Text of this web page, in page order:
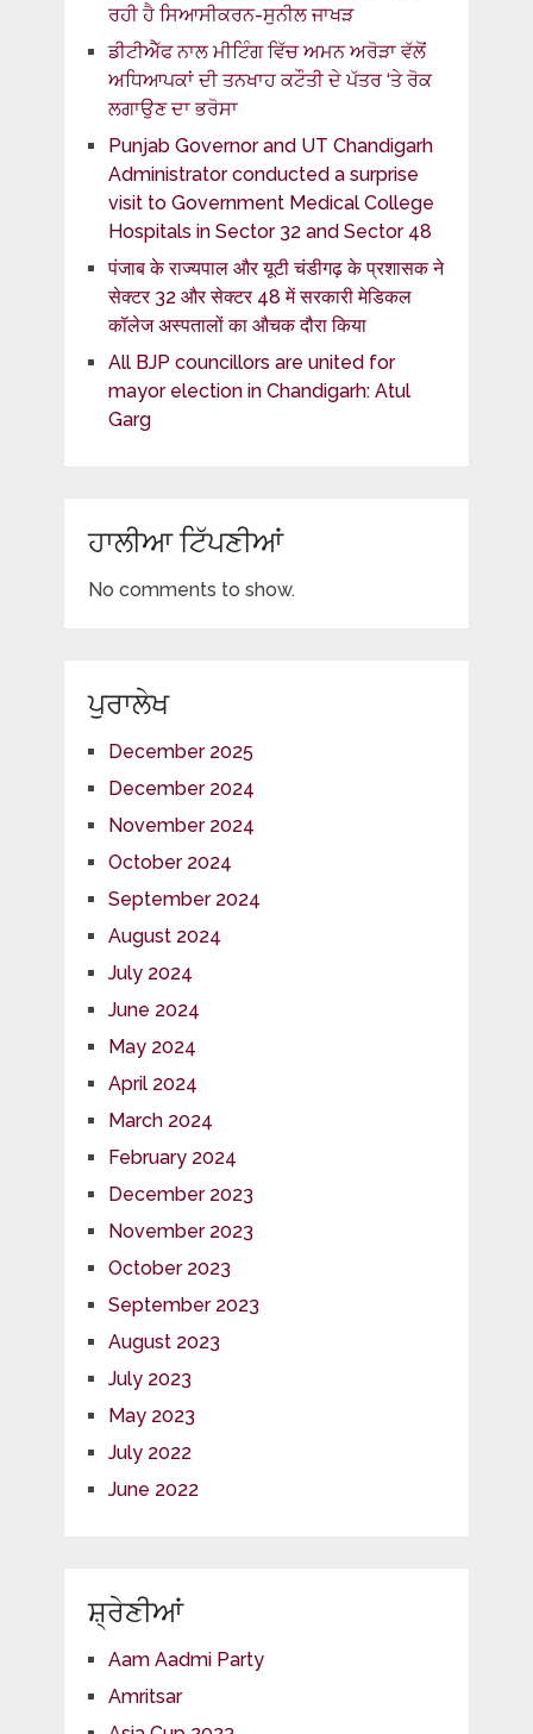
ਰਹੀ ਹੈ ਸਿਆਸੀਕਰਨ-ਸੁਨੀਲ ਜਾਖੜ
ਡੀਟੀਐੱਫ ਨਾਲ ਮੀਟਿੰਗ ਵਿੱਚ ਅਮਨ ਅਰੋੜਾ ਵੱਲੋਂ
ਅਧਿਆਪਕਾਂ ਦੀ ਤਨਖਾਹ ਕਟੌਤੀ ਦੇ ਪੱਤਰ ‘ਤੇ ਰੋਕ
ਲਗਾਉਣ ਦਾ ਭਰੋਸਾ
Punjab Governor and UT Chandigarh
Administrator conducted a surprise
visit to Government Medical College
Hospitals in Sector 32 and Sector 48
पंजाब के राज्यपाल और यूटी चंडीगढ़ के प्रशासक ने
सेक्टर 32 और सेक्टर 48 में सरकारी मेडिकल
कॉलेज अस्पतालों का औचक दौरा किया
All BJP councillors are united for
mayor election in Chandigarh: Atul
Garg
ਹਾਲੀਆ ਟਿੱਪਣੀਆਂ
No comments to show.
ਪੁਰਾਲੇਖ
December 2025
December 2024
November 2024
October 2024
September 2024
August 2024
July 2024
June 2024
May 2024
April 2024
March 2024
February 2024
December 2023
November 2023
October 2023
September 2023
August 2023
July 2023
May 2023
July 2022
June 2022
ਸ਼੍ਰੇਣੀਆਂ
Aam Aadmi Party
Amritsar